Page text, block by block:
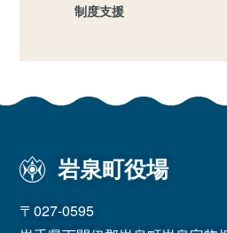
制度支援
岩泉町役場
〒027-0595